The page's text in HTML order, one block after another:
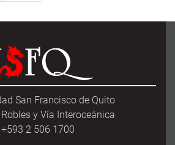
San Francisco de Quito
y Vía Interoceánica
+593 2 506 1700